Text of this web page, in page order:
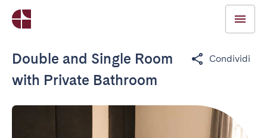
Double and Single Room
with Private Bathroom
Condividi